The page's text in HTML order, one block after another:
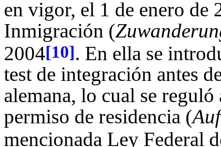
en vigor, el 1 de enero de
Inmigración (
2004[10]. En ella se
test de integración antes
alemana, lo cual se
permiso de residencia (
mencionada Ley Federal